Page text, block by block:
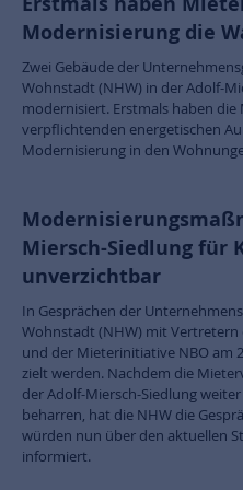
Modernisierung die
Zwei Gebäude der
Wohnstadt (NHW) in der Adolf-
modernisiert. Erstmals haben
verpflichtenden energetischen
Modernisierung in den
Miersch-Siedlung für
unverzichtbar
In Gesprächen der
Wohnstadt (NHW) mit
und der Mieterinitiative NBO am
zielt werden. Nachdem die
der Adolf-Miersch-Siedlung
beharren, hat die NHW die
würden nun über den aktuellen
informiert.